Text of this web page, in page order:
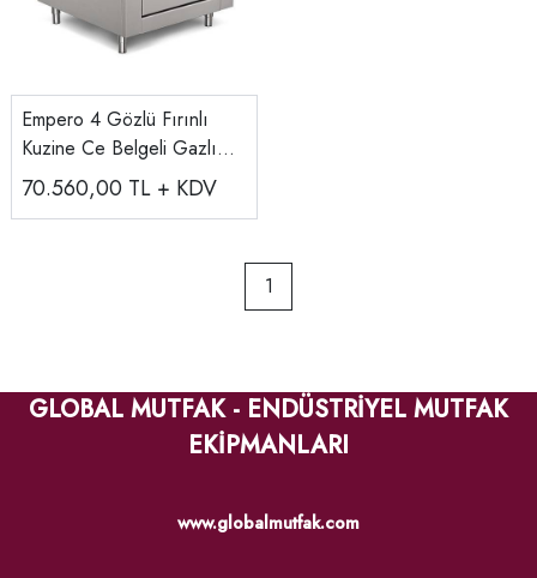
Empero 4 Gözlü Fırınlı
Kuzine Ce Belgeli Gazlı
100x100x85 Cm
EMP.9KG.021
70.560,00 TL + KDV
1
GLOBAL MUTFAK - ENDÜSTRİYEL MUTFAK
EKİPMANLARI
www.globalmutfak.com